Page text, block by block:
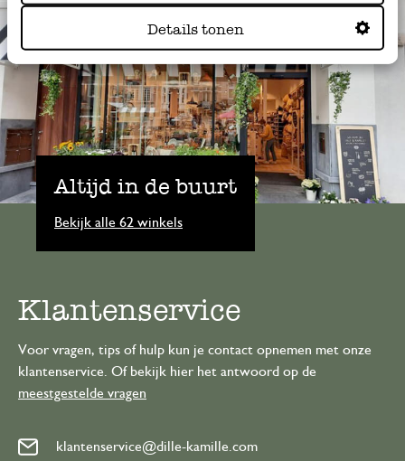
Details tonen
Altijd in de buurt
Bekijk alle 62 winkels
Klantenservice
Voor vragen, tips of hulp kun je contact opnemen met onze
klantenservice. Of bekijk hier het antwoord op de
meestgestelde vragen
klantenservice@dille-kamille.com